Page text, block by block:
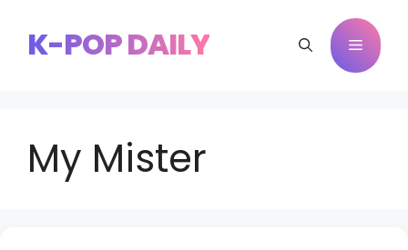
paraK-POP DAILY Menu
My Mister